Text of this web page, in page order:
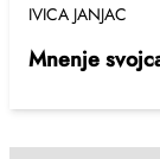
za toplino,
izkazovali – za
sočutje. Veliko
med ljudmi, ki
IVICA JANJAC
Mnenje